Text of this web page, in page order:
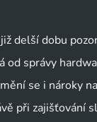
delší dobu
správy
se i nároky
při zajišťování